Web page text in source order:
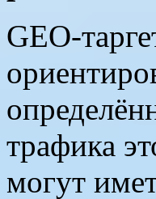
GEO-
трафика
могут